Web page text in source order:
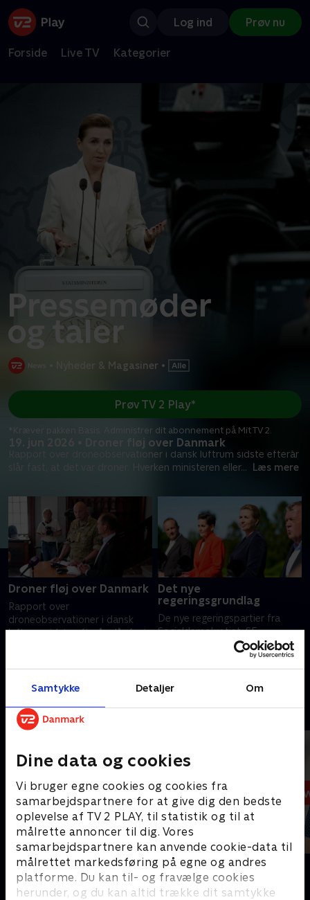
Samtykke Detaljer Om
Dine data og cookies
Vi bruger egne cookies og cookies fra
samarbejdspartnere for at give dig den bedste
oplevelse af TV 2 PLAY, til statistik og til at
målrette annoncer til dig. Vores
samarbejdspartnere kan anvende cookie-data til
målrettet markedsføring på egne og andres
platforme. Du kan til- og fravælge cookies
herunder, og du kan altid trække dit samtykke
Log ind Prøv nu
Forside Live TV Kategorier
Nyheder & Magasiner •
19. jun 2026 • Droner fløj over Danmark
Rapport over droneobservationer i dansk luftrum sidste efterår
slår fast, at det var droner. Hverken ministeren eller... Læs mere
Prøv TV 2 Play*
*Kræver pakken Basis. Administrer dit abonnement på Mit TV 2.
Droner fløj over Danmark
Rapport over
droneobservationer i dansk
luftrum sidste efterår slår fast,
svarer dog på, hvor dronerne
kom fra.
Det nye
regeringsgrundlag
De nye regeringspartier fra
Socialdemokratiet, SF,
Moderaterne og Radikale
Venstre præsenterede deres
fælles regeringsgrundlag.
Andre så også
19 News
Nyheder
12 News
Nyheder